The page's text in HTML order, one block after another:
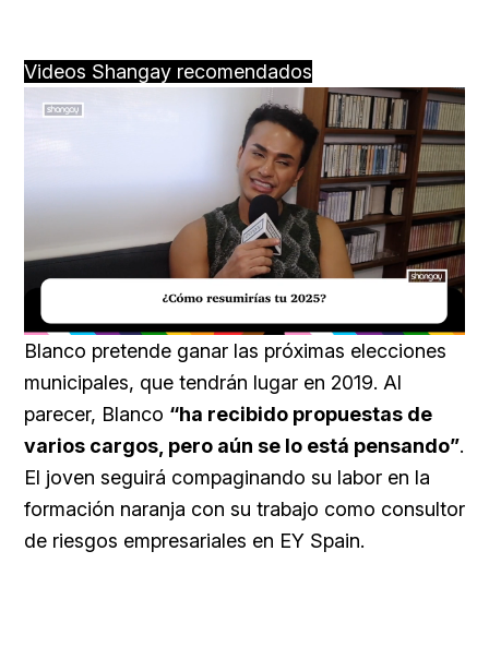
Videos Shangay recomendados
Unmute Loaded:
40.09%
Blanco pretende ganar las próximas elecciones
municipales, que tendrán lugar en 2019. Al
parecer, Blanco “ha recibido propuestas de
varios cargos, pero aún se lo está pensando”.
El joven seguirá compaginando su labor en la
formación naranja con su trabajo como consultor
de riesgos empresariales en EY Spain.